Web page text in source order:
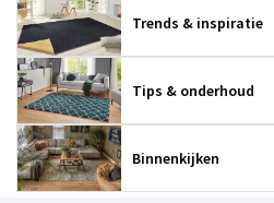
Trends & inspiratie
Tips & onderhoud
Binnenkijken